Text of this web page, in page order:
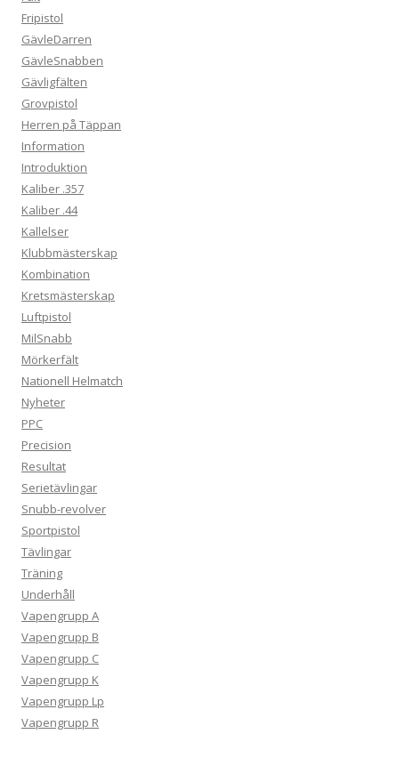
Fripistol
GävleDarren
GävleSnabben
Gävligfälten
Grovpistol
Herren på Täppan
Information
Introduktion
Kaliber .357
Kaliber .44
Kallelser
Klubbmästerskap
Kombination
Kretsmästerskap
Luftpistol
MilSnabb
Mörkerfält
Nationell Helmatch
Nyheter
PPC
Precision
Resultat
Serietävlingar
Snubb-revolver
Sportpistol
Tävlingar
Träning
Underhåll
Vapengrupp A
Vapengrupp B
Vapengrupp C
Vapengrupp K
Vapengrupp Lp
Vapengrupp R